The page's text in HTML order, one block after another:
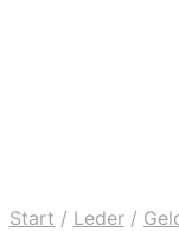
Start / Leder /